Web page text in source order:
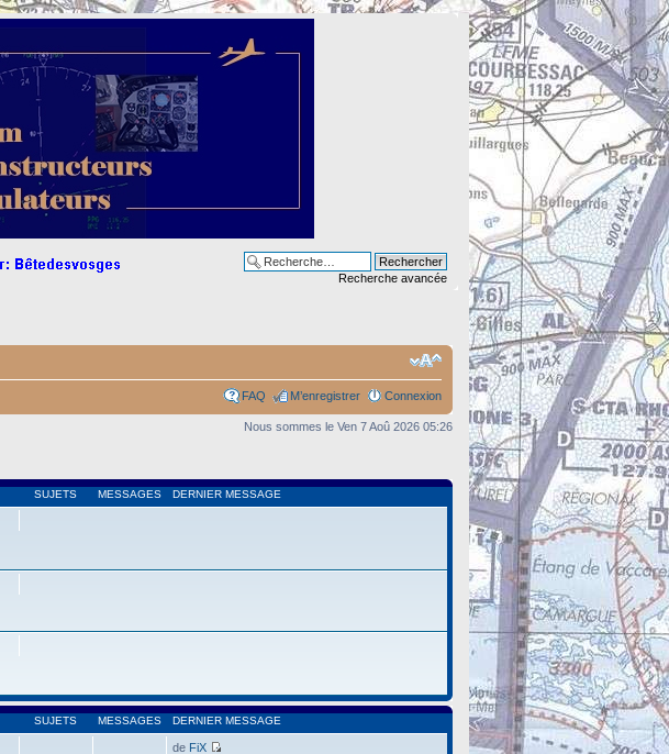
Recherche avancée
FAQ M’enregistrer Connexion
Nous sommes le Ven 7 Aoû 2026 05:26
SUJETS MESSAGES DERNIER MESSAGE
SUJETS MESSAGES DERNIER MESSAGE
de FiX